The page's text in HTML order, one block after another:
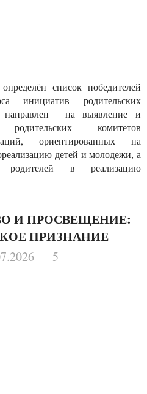
список победителей
инициатив родительских
направлен на выявление и
комитетов
ориентированных на
детей и молодежи, а
в реализацию
ПРИЗНАНИЕ
5